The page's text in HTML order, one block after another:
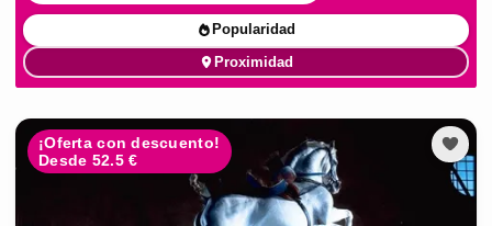
Popularidad
Proximidad
¡Oferta con descuento!
Desde 52.5 €